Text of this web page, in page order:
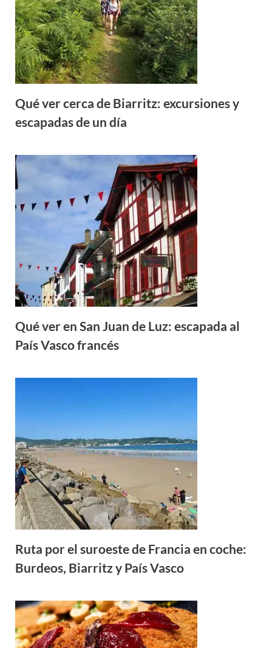
Qué ver cerca de Biarritz: excursiones y
escapadas de un día
Qué ver en San Juan de Luz: escapada al
País Vasco francés
Ruta por el suroeste de Francia en coche:
Burdeos, Biarritz y País Vasco